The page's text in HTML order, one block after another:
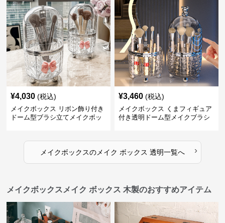
¥4,030 (税込)
メイクボックス リボン飾り付き
ドーム型ブラシ立てメイクボッ
¥3,460 (税込)
メイクボックス くまフィギュア
付き透明ドーム型メイクブラシ
メイクボックスのメイク ボックス 透明一覧へ ›
メイクボックスメイク ボックス 木製のおすすめアイテム